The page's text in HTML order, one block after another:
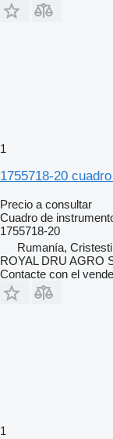
1
1755718-20
Precio a consultar
Cuadro de
1755718-20
Rumanía, Cristesti
ROYAL DRU AGRO
Contacte con el
1